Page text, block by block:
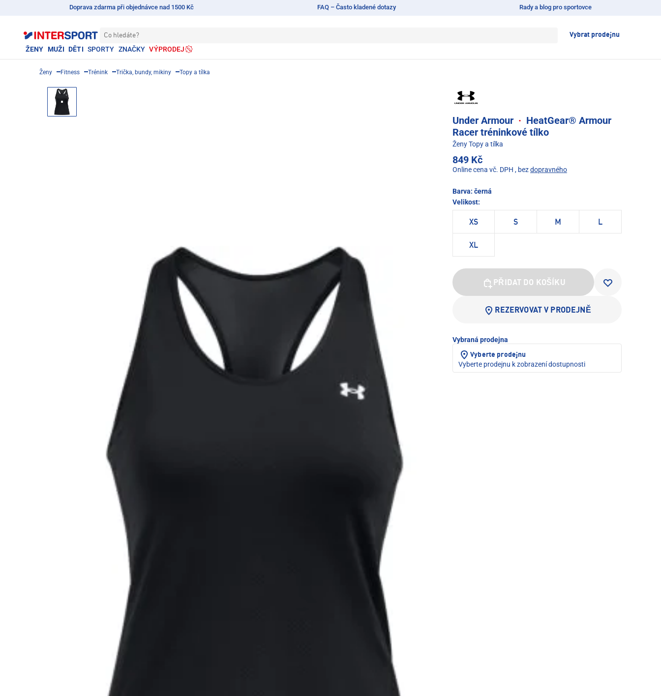
Doprava zdarma při objednávce nad 1500 Kč FAQ – Často kladené dotazy Rady a blog pro sportovce
Co hledáte? Vybrat prodejnu
ŽENY MUŽI DĚTI SPORTY ZNAČKY VÝPRODEJ
Ženy Fitness Trénink Trička, bundy, mikiny Topy a tílka
Under Armour · HeatGear® Armour
Racer tréninkové tílko
Ženy Topy a tílka
849 Kč
Online cena vč. DPH , bezdopravného
Barva: černá
Velikost:
XS S M L
XL
PŘIDAT DO KOŠÍKU
REZERVOVAT V PRODEJNĚ
Vybraná prodejna
Vyberte prodejnu
Vyberte prodejnu k zobrazení dostupnosti